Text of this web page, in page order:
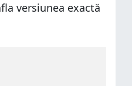
versiunea exactă